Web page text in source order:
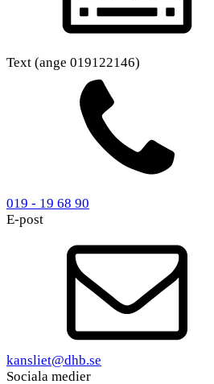
Text (ange 019122146)
019 - 19 68 90
E-post
kansliet@dhb.se
Sociala medier